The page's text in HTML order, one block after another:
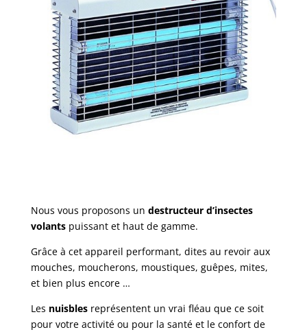
Nous vous proposons un destructeur d’insectes
volantspuissant et haut de gamme.
Grâce à cet appareil performant, dites au revoir aux
mouches, moucherons, moustiques, guêpes, mites,
et bien plus encore …
Les nuisblesreprésentent un vrai fléau que ce soit
pour votre activité ou pour la santé et le confort de